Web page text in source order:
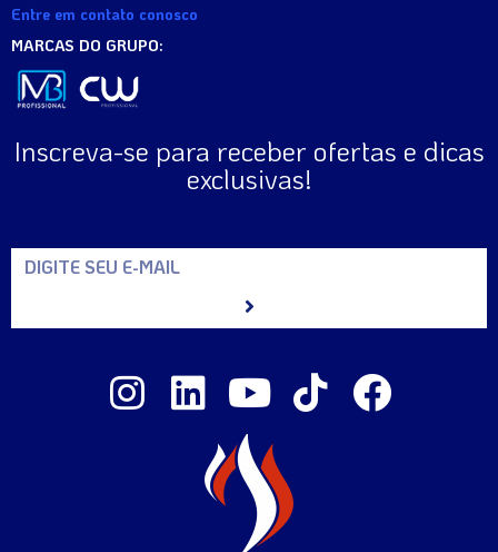
Entre em contato conosco
MARCAS DO GRUPO:
Inscreva-se para receber ofertas e dicas
exclusivas!